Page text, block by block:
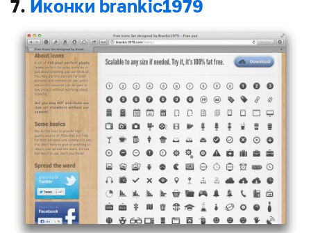
7. Иконки brankic1979